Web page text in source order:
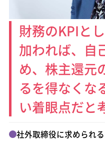
財務のKPIと
加われば、 自
め、 株主還元
るを得なくな
い着眼点だと
社外取締役に求められ